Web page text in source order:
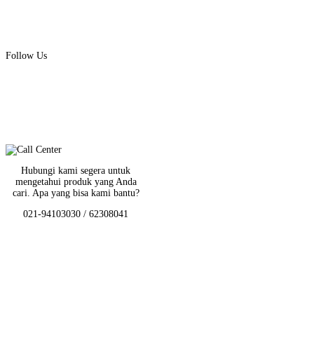
Follow Us
Hubungi kami segera untuk
mengetahui produk yang Anda
cari. Apa yang bisa kami bantu?
021-94103030 / 62308041